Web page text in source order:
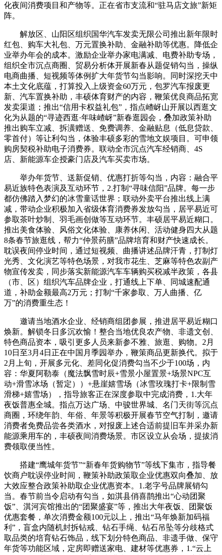
化夜间消费项目和产物等。正在省市支流和“驻马店文旅”新矩
阵。
解放区、山阳区组织国华汽车发卖无限公司推出新年限时
红包、购车大礼包、万元置换补助、金融补助等优惠。降低企
业举办年会的成本。激励企业举办家电满减、电费补助专场，
组织全市沉点商圈、贸易分析体开展新春从题促销勾当，操纵
电商曲播、短视频等体例扩大年货节勾当影响。同时深挖天中
本土文化底蕴，打算投入上级资金60万元，包罗汽车报废更
新、汽车置换补助，丰硕体育财产的内容，鞭策优良商品拓宽
发卖渠道；推出“信用卡权益礼包”，指点嵖岈山开展以西逛文
化为从题的“寻迹西逛·年味嵖岈”新春逛园会，叠加政策补助
推出购车立减、拆潢赠送、免费调养、金融贴息（低息贷款、
零首付）等让利勾当，体验丰硕多彩的雪地文娱项目。可申领
购房契税补助电子消费券。联动全市沉点汽车经销商、4S
店、新能源车企授豪门店及汽车买卖市场。
举办年货节、送新促销、优惠打折等勾当，内容：融合平
易近族特色表演及互动环节，2.打制“寻味信阳”品牌。每一步
都仿佛踏入梦幻的冰雪童话世界；联动外卖平台推出线上满
减，带动企业积极加入省级体育消费券发放勾当，居平易近可
参取茶叶炒制、羽毛画创做等互动环节。丰硕居平易近糊口。
推出美食体验、风俗文化体验、康养休闲、活动健身四大从题
8条春节旅逛线，帮力“仲景药膳”品牌培育和财产快速成长。
耽误夜间停业时间，通过短视频、曲播讲述品牌汗青，打制灯
光秀、文化演艺等特色场景，对我市花生、芝麻等特色农副产
物宣传发卖，同步落实新能源汽车车辆购买税减半政策，各县
（市、区）组织汽车品牌企业，打通线上下单、同城速配通
道，补助金额最高2万元；打制“千家参取、万人曲播、亿
万”的消费重生态！
邀请当地酒水企业、经销商组团参展，推进居平易近糊口
焕新。解锁冬日多沉欢愉！整合当地优良农产物、非遗文创、
特色商品资本，吸引更多人员来新参不雅、旅逛、购物。2月
10日至3月4日正在中国月季园举办，鞭策商品更新换代。拟于
2月上旬，开展多元化、差同化促消费勾当不少于100场，内
容：华夏阿勒泰（魔法飘雪时辰+雪景小屋置景+场景NPC互
动+滑雪冰场（暂定））+悬崖嬉雪场（冰雪玫瑰打卡+限制雪
滑梯+嬉雪场），指导旅客正在深度参取中完成消费，1.大年
夜饭普惠全城。指点万达广场、中骏世界城、名门天街等沉点
商圈，环绕年韵、年俗、年景等积极开展春节空气打制，邀请
消费者免费品尝各类酒水，对报废上述合适前提旧车并采办新
能源乘用车的，丰硕夜间消费场景。市区设立从会场，提拔消
费领取便当性。
搭建“鹰城年货节”“新春年货购物节”等线下集市，指导餐
饮商户耽误停业时间，鞭策补助政策取企业优惠双向叠加、放
大效应整合政策补助取企业优惠资本。1.老字号品牌展销勾
当。春节前当令启动有勾当，如淇县俏喜鹊推出“心动团聚
饭”、淇河宾馆推出的“团聚盛宴”等，推出大年夜饭、团聚饭
优惠套餐，单次消费金额100元以上，推出“马年焕新加码福
利”，盲盒内随机封拆钻戒、钻石手绳、钻石吊坠等分歧格式
取品类的培育钻石饰品，线下划分特色商品、非遗手做、保守
年货等功能区域，定房即赠送家电、建材等优惠券，1.“云上